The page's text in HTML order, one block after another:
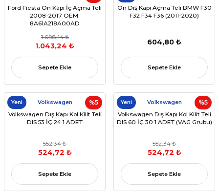
Ford Fiesta Ön Kapı İç Açma Teli
2008-2017 OEM:
8A61A218A00AD
1.098,14 ₺
1.043,24 ₺
Sepete Ekle
Ön Dış Kapı Açma Teli BMW F30
F32 F34 F36 (2011-2020)
604,80 ₺
Sepete Ekle
%5
Yeni Volkswagen
Volkswagen Dış Kapı Kol Kilit Teli
DIS 53 İÇ 24 1 ADET
552,34 ₺
524,72 ₺
Sepete Ekle
%5
Yeni Volkswagen
Volkswagen Dış Kapı Kol Kilit Teli
DIS 60 İÇ 30 1 ADET (VAG Grubu)
552,34 ₺
524,72 ₺
Sepete Ekle